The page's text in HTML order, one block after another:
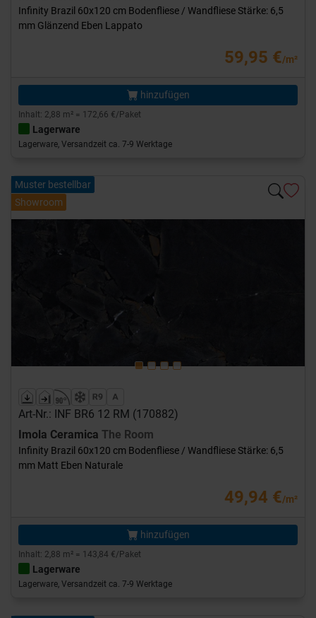
Infinity Brazil 60x120 cm Bodenfliese / Wandfliese Stärke: 6,5
mm Glänzend Eben Lappato
59,95 €/m²
hinzufügen
Inhalt: 2,88 m² = 172,66 €/Paket
Lagerware
Lagerware, Versandzeit ca. 7-9 Werktage
Muster bestellbar
Showroom
Art-Nr.: INF BR6 12 RM (170882)
Imola Ceramica The Room
Infinity Brazil 60x120 cm Bodenfliese / Wandfliese Stärke: 6,5
mm Matt Eben Naturale
49,94 €/m²
hinzufügen
Inhalt: 2,88 m² = 143,84 €/Paket
Lagerware
Lagerware, Versandzeit ca. 7-9 Werktage